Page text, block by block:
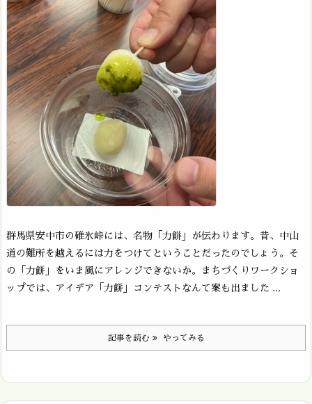
群馬県安中市の碓氷峠には、名物「力餅」が伝わります。昔、中山
道の難所を越えるには力をつけてということだったのでしょう。そ
の「力餅」をいま風にアレンジできないか。まちづくりワークショ
ップでは、アイデア「力餅」コンテストなんて案も出ました ...
記事を読む やってみる